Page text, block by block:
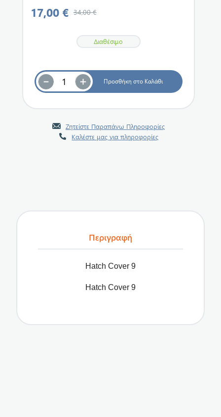
17,00 € 34,00 €
Διαθέσιμο
Ζητείστε Παραπάνω Πληροφορίες
Καλέστε μας για πληροφορίες
Περιγραφή
Hatch Cover 9
Hatch Cover 9